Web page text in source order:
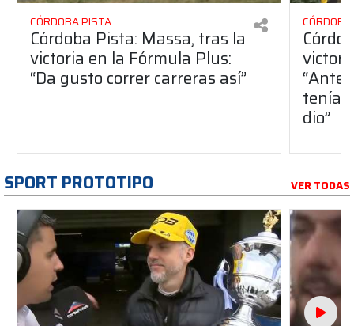
CÓRDOBA PISTA
Córdoba Pista: Massa, tras la
victoria en la Fórmula Plus:
“Da gusto correr carreras así”
dio”
SPORT PROTOTIPO VER TODAS